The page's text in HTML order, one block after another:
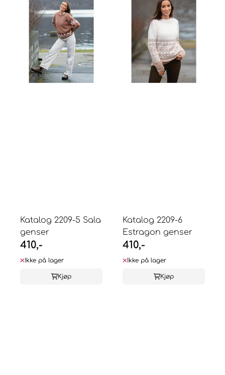
Katalog 2209-5 Sala
genser
410,-
Ikke på lager
Kjøp
Katalog 2209-6
Estragon genser
410,-
Ikke på lager
Kjøp